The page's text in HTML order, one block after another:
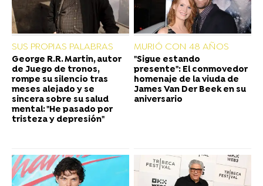
SUS PROPIAS PALABRAS
George R.R. Martin, autor
de Juego de tronos,
rompe su silencio tras
meses alejado y se
sincera sobre su salud
mental: "He pasado por
tristeza y depresión"
MURIÓ CON 48 AÑOS
"Sigue estando
presente": El conmovedor
homenaje de la viuda de
James Van Der Beek en su
aniversario